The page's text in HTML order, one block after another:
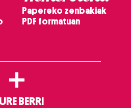
Papereko zenbakiak
PDF formatuan
+
BERRI